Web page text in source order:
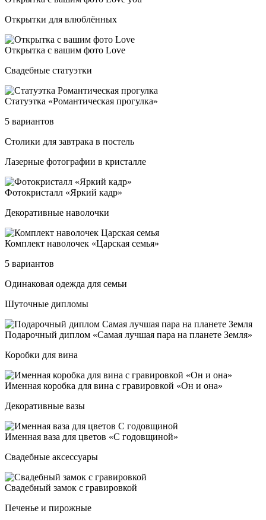
Открытки для влюблённых
Открыт­ка с ва­шим фо­то Love
Свадебные статуэтки
Ста­ту­эт­ка «Роман­ти­чес­кая про­гул­ка»
5 вариантов
Сто­ли­ки для зав­тра­ка в пос­тель
Лазерные фотографии в кристалле
Фоток­рис­талл «Яркий кадр»
Декоративные наволочки
Ком­плект на­во­ло­чек «Цар­ская семья»
5 вариантов
Оди­на­ко­вая одеж­да для семьи
Шуточные дипломы
Пода­роч­ный дип­лом «Самая луч­шая па­ра на пла­не­те Зем­ля»
Коробки для вина
Имен­ная ко­роб­ка для ви­на с гра­ви­ров­кой «Он и она»
Декоративные вазы
Имен­ная ва­за для цве­тов «С го­дов­щи­ной»
Свадебные аксессуары
Сва­деб­ный за­мок с гра­ви­ров­кой
Печенье и пирожные